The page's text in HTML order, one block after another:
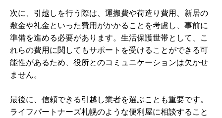
次に、引越しを行う際は、運搬費や荷造り費用、新居の
敷金や礼金といった費用がかかることを考慮し、事前に
準備を進める必要があります。生活保護世帯として、こ
れらの費用に関してもサポートを受けることができる可
能性があるため、役所とのコミュニケーションは欠かせ
ません。
最後に、信頼できる引越し業者を選ぶことも重要です。
ライフパートナーズ札幌のような便利屋に相談すること